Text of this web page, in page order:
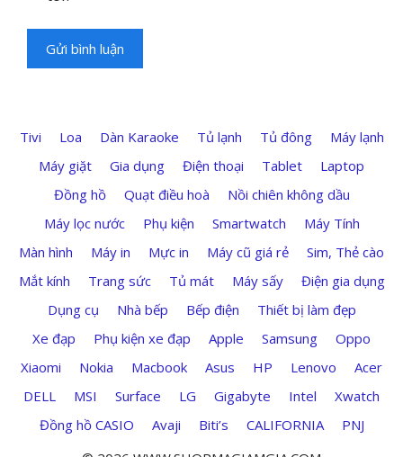
Tivi Loa Dàn Karaoke Tủ lạnh Tủ đông
Máy lạnh
Máy giặt
Gia dụng Điện thoại Tablet
Laptop
Đồng hồ
Quạt điều hoà
Nồi chiên không dầu
Máy lọc nước
Phụ kiện Smartwatch
Máy Tính
Màn hình
Máy in Mực in Máy cũ giá rẻ
Sim, Thẻ cào
Mắt kính
Trang sức Tủ mát Máy sấy
Điện gia dụng
Dụng cụ
Nhà bếp Bếp điện
Thiết bị làm đẹp
Xe đạp
Phụ kiện xe đạp Apple Samsung
Oppo
Xiaomi
Nokia Macbook Asus HP Lenovo
Acer
DELL
MSI Surface LG Gigabyte Intel
Xwatch
Đồng hồ CASIO
Avaji Biti’s CALIFORNIA
PNJ